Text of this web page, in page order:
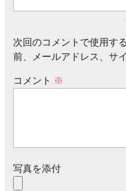
次回のコメントで使用す
前、メールアドレス、サ
コメント ※
写真を添付